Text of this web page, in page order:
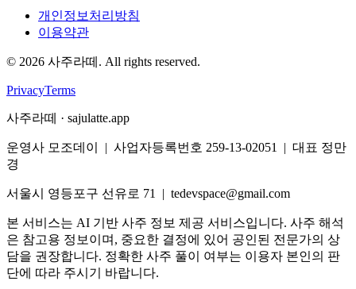
개인정보처리방침
이용약관
© 2026 사주라떼. All rights reserved.
PrivacyTerms
사주라떼 · sajulatte.app
운영사 모조데이 | 사업자등록번호 259-13-02051 | 대표 정만
경
서울시 영등포구 선유로 71 | tedevspace@gmail.com
본 서비스는 AI 기반 사주 정보 제공 서비스입니다. 사주 해석
은 참고용 정보이며, 중요한 결정에 있어 공인된 전문가의 상
담을 권장합니다. 정확한 사주 풀이 여부는 이용자 본인의 판
단에 따라 주시기 바랍니다.